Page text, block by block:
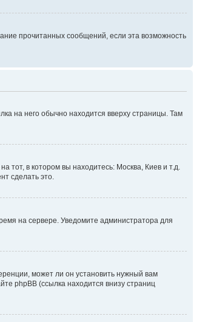
прочитанных сообщений, если эта возможность
на него обычно находится вверху страницы. Там
тот, в котором вы находитесь: Москва, Киев и т.д.
сделать это.
на сервере. Уведомите администратора для
может ли он установить нужный вам
phpBB (ссылка находится внизу страниц